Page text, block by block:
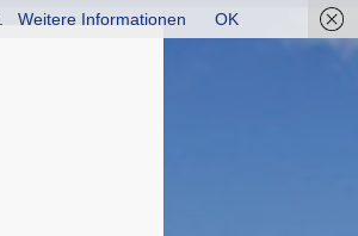
Weitere Informationen OK